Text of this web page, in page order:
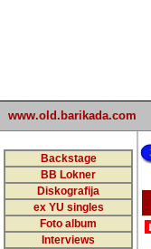
www.old.barikada.com
Backstage
BB Lokner
Diskografija
ex YU singles
Foto album
Interviews